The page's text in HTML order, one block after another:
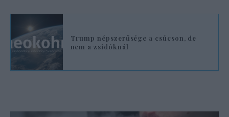
Trump népszerűsége a csúcson, de
nem a zsidóknál